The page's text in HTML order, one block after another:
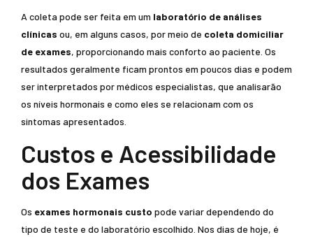
A coleta pode ser feita em um laboratório de análises
clínicas ou, em alguns casos, por meio de coleta domiciliar
de exames, proporcionando mais conforto ao paciente. Os
resultados geralmente ficam prontos em poucos dias e podem
ser interpretados por médicos especialistas, que analisarão
os níveis hormonais e como eles se relacionam com os
sintomas apresentados.
Custos e Acessibilidade
dos Exames
Os exames hormonais custo pode variar dependendo do
tipo de teste e do laboratório escolhido. Nos dias de hoje, é